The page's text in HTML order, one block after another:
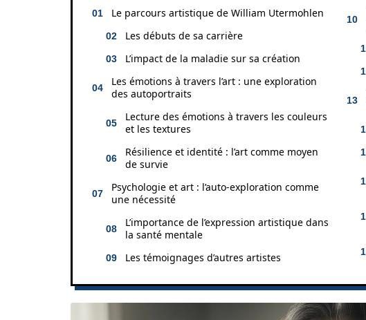
Le parcours artistique de William Utermohlen
Les débuts de sa carrière
L’impact de la maladie sur sa création
Les émotions à travers l’art : une exploration
des autoportraits
Lecture des émotions à travers les couleurs
et les textures
Résilience et identité : l’art comme moyen
de survie
Psychologie et art : l’auto-exploration comme
une nécessité
L’importance de l’expression artistique dans
la santé mentale
Les témoignages d’autres artistes